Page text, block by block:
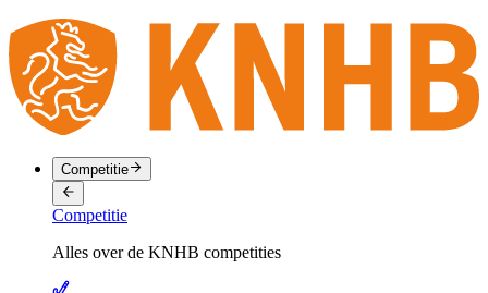
Competitie
Competitie
Alles over de KNHB competities